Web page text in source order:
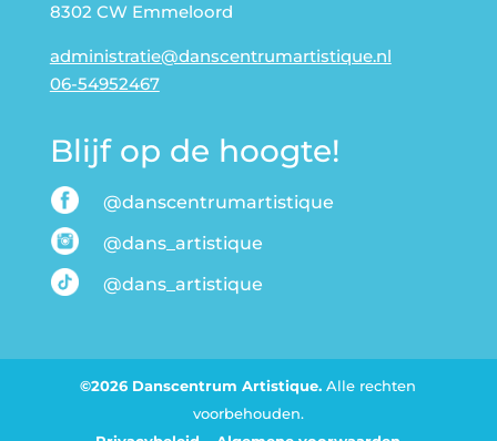
8302 CW Emmeloord
administratie@danscentrumartistique.nl
06-54952467
Blijf op de hoogte!
@danscentrumartistique
@dans_artistique
@dans_artistique
©2026 Danscentrum Artistique. Alle rechten
voorbehouden.